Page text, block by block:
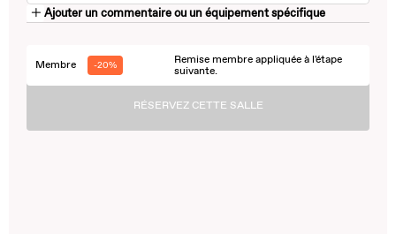
Ajouter un commentaire ou un équipement spécifique
Membre -20%
Remise membre appliquée à l'étape
suivante.
RÉSERVEZ CETTE SALLE